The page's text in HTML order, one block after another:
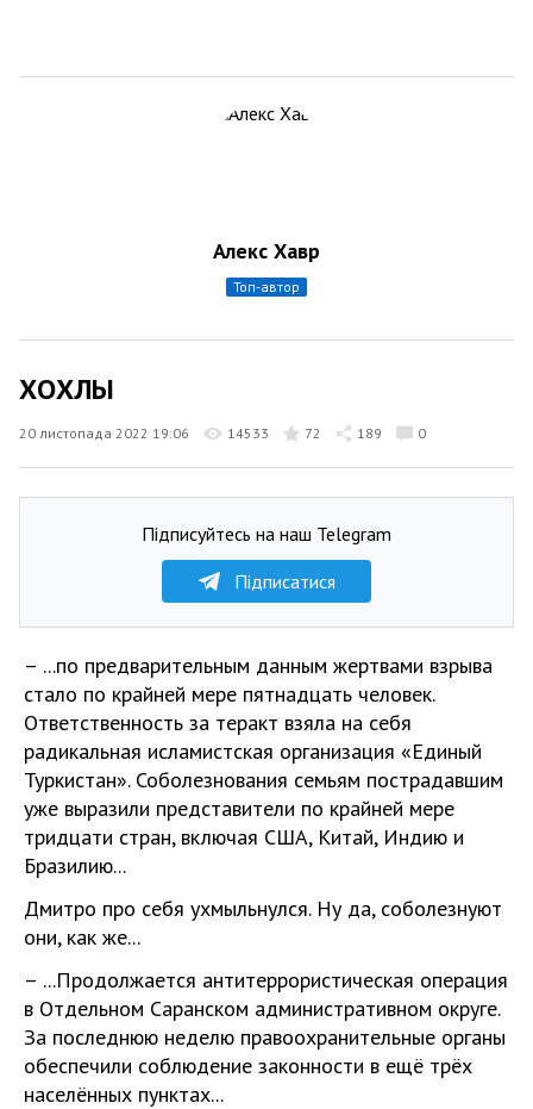
Алекс Хавр
топ-автор
ХОХЛЫ
20 листопада 2022 19:06 14533 72 189 0
Підписуйтесь на наш Telegram
Підписатися
– ...по предварительным данным жертвами взрыва
стало по крайней мере пятнадцать человек.
Ответственность за теракт взяла на себя
радикальная исламистская организация «Единый
Туркистан». Соболезнования семьям пострадавшим
уже выразили представители по крайней мере
тридцати стран, включая США, Китай, Индию и
Бразилию...
Дмитро про себя ухмыльнулся. Ну да, соболезнуют
они, как же...
– ...Продолжается антитеррористическая операция
в Отдельном Саранском административном округе.
За последнюю неделю правоохранительные органы
обеспечили соблюдение законности в ещё трёх
населённых пунктах...